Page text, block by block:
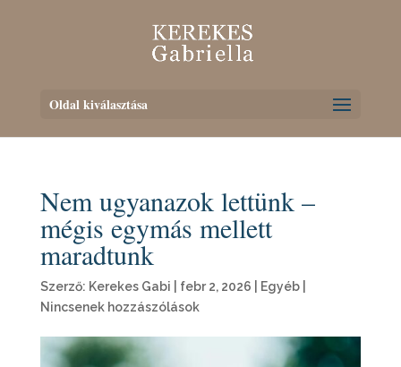
Oldal kiválasztása
Nem ugyanazok lettünk –
mégis egymás mellett
maradtunk
Szerző: Kerekes Gabi febr 2, 2026 Egyéb|
Nincsenek hozzászólások